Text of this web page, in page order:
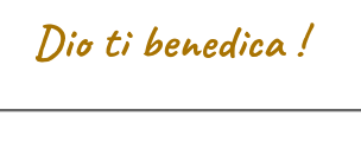
Dio ti benedica !